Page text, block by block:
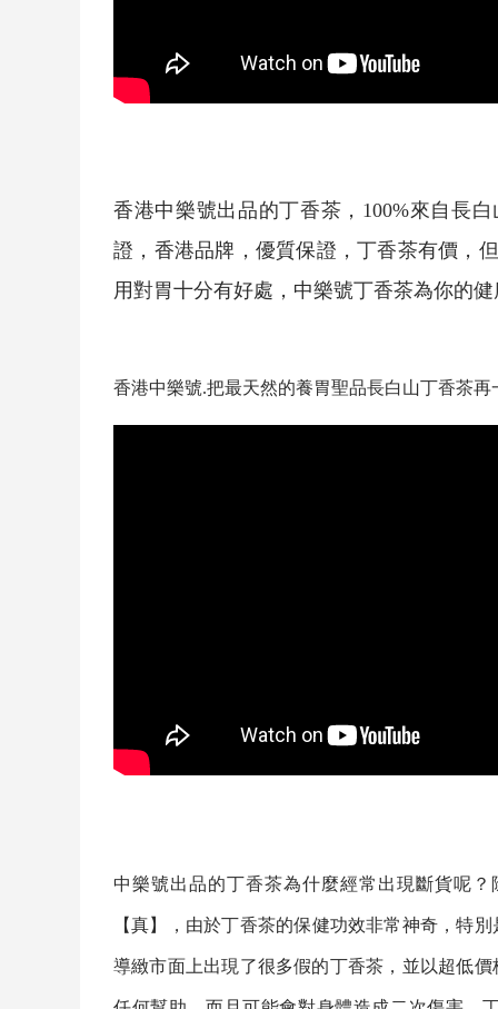
香港中樂號出品的丁香茶 ，100%來自長
證，香港品牌，優質保證，丁香茶有價，
用對胃十分有好處，中樂號丁香茶為你的
香港中樂號.把最天然的養胃聖品長白山丁香茶再
中樂號出品的丁香茶為什麼經常出現斷貨呢
【真】，由於丁香茶的保健功效非常神奇，特
導緻市面上出現了很多假的丁香茶 ，並以超低